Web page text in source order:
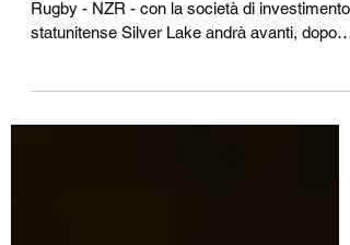
Il tanto atteso accordo tra New Zealand
Rugby - NZR - con la società di investimento
che i...